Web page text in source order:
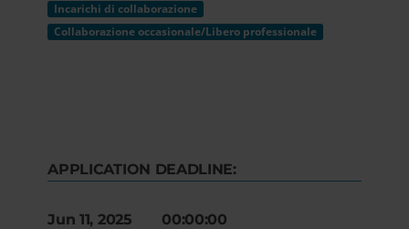
Incarichi di collaborazione
Collaborazione occasionale/Libero professionale
APPLICATION DEADLINE:
Jun 11, 2025 00:00:00